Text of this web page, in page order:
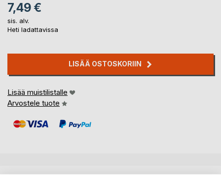
7,49 €
sis. alv.
Heti ladattavissa
LISÄÄ OSTOSKORIIN
Lisää muistilistalle
Arvostele tuote